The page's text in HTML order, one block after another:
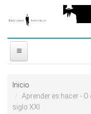
Ir al contenido principal
coloring
NOSOTROS
Inicio
Aprender es hacer -
siglo XXI